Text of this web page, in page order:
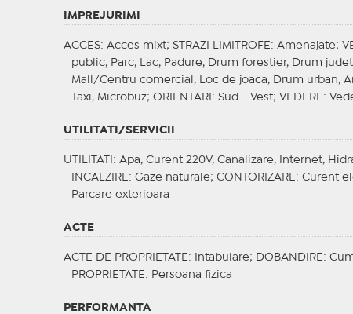
IMPREJURIMI
ACCES: Acces mixt; STRAZI LIMITROFE : Amenajate;
public, Parc, Lac, Padure, Drum forestier, Drum
Mall/Centru comercial, Loc de joaca, Drum urban,
Taxi, Microbuz; ORIENTARI : Sud - Vest; VEDERE :
UTILITATI/SERVICII
UTILITATI : Apa, Curent 220V, Canalizare, Internet,
INCALZIRE : Gaze naturale; CONTORIZARE : Curent
Parcare exterioara
ACTE
ACTE DE PROPRIETATE : Intabulare; DOBANDIRE :
PROPRIETATE : Persoana fizica
PERFORMANTA